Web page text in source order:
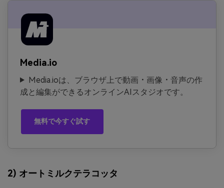
Media.io
Media.ioは、ブラウザ上で動画・画像・音声の作
成と編集ができるオンラインAIスタジオです。
無料で今すぐ試す
2) オートミルクテラコッタ